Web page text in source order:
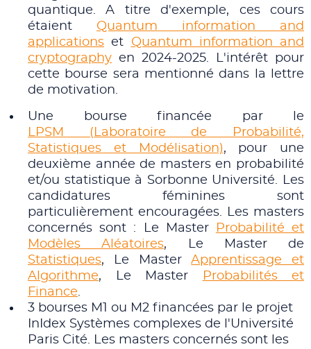
quantique. A titre d'exemple, ces cours
étaient Quantum information and
applications et Quantum information and
cryptography en 2024-2025. L'intérêt pour
cette bourse sera mentionné dans la lettre
de motivation.
Une bourse financée par le
LPSM (Laboratoire de Probabilité,
Statistiques et Modélisation), pour une
deuxième année de masters en probabilité
et/ou statistique à Sorbonne Université. Les
candidatures féminines sont
particulièrement encouragées. Les masters
concernés sont : Le Master
Probabilité et
Modèles Aléatoires, Le Master de
Statistiques, Le MasterApprentissage et
Algorithme, Le Master
Probabilités et
Finance.
3 bourses M1 ou M2 financées par le projet
InIdex Systèmes complexes de l'Université
Paris Cité. Les masters concernés sont les